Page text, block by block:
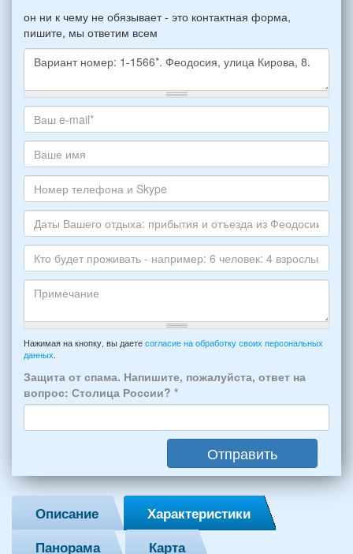
он ни к чему не обязывает - это контактная форма,
пишите, мы ответим всем
Какое
жилье
хотите
снять,
укажите
пожалуйста
НОМЕР
варианта:
*
Ваш
адрес
электронной
почты
*
Ваше
имя
Номер
телефона
и
Skype
Даты
Вашего
отдыха:
прибытия
отъезда
из
Феодосии:
*
Кто
будет
-
например:
6
человек:
4
взрослых
и
2
детей
(возраст
Примечание
Нажимая на кнопку, вы даете согласие на обработку своих персональных
данных
Защита от спама. Напишите, пожалуйста, ответ на
вопрос: Столица России? *
Отправить
Описание
Характеристики
Панорама
Карта